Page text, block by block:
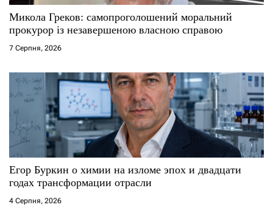
Микола Греков: самопроголошений моральний
прокурор із незавершеною власною справою
7 Серпня, 2026
Егор Буркин о химии на изломе эпох и двадцати
годах трансформации отрасли
4 Серпня, 2026